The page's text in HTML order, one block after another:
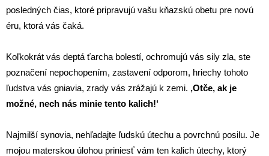
posledných čias, ktoré pripravujú vašu kňazskú obetu pre novú
éru, ktorá vás čaká.
Koľkokrát vás deptá ťarcha bolestí, ochromujú vás sily zla, ste
poznačení nepochopením, zastavení odporom, hriechy tohoto
ľudstva vás gniavia, zrady vás zrážajú k zemi. ,Otče, ak je
možné, nech nás minie tento kalich!‘
Najmilší synovia, nehľadajte ľudskú útechu a povrchnú posilu. Je
mojou materskou úlohou priniesť vám ten kalich útechy, ktorý